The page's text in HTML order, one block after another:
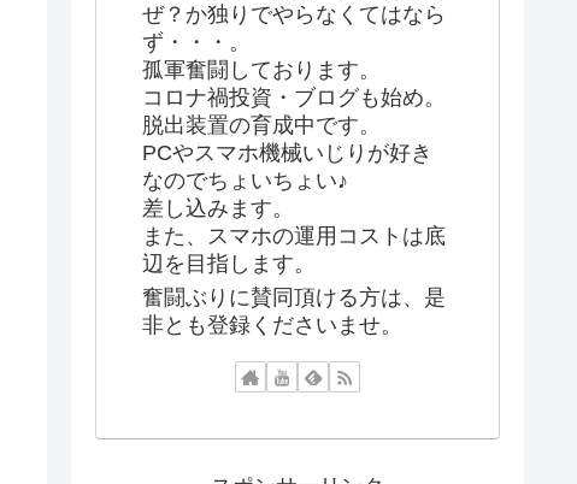
ぜ？か独りでやらなくてはなら
ず・・・。
孤軍奮闘しております。
コロナ禍投資・ブログも始め。
脱出装置の育成中です。
PCやスマホ機械いじりが好き
なのでちょいちょい♪
差し込みます。
また、スマホの運用コストは底
辺を目指します。
奮闘ぶりに賛同頂ける方は、是
非とも登録くださいませ。